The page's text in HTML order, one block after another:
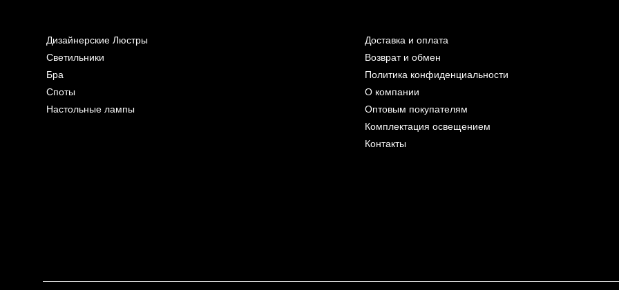
Дизайнерские Люстры
Светильники
Бра
Споты
Настольные лампы
Доставка и оплата
Возврат и обмен
Политика конфиденциальности
О компании
Оптовым покупателям
Комплектация освещением
Контакты